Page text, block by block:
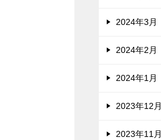
2024年3月
2024年2月
2024年1月
2023年12月
2023年11月